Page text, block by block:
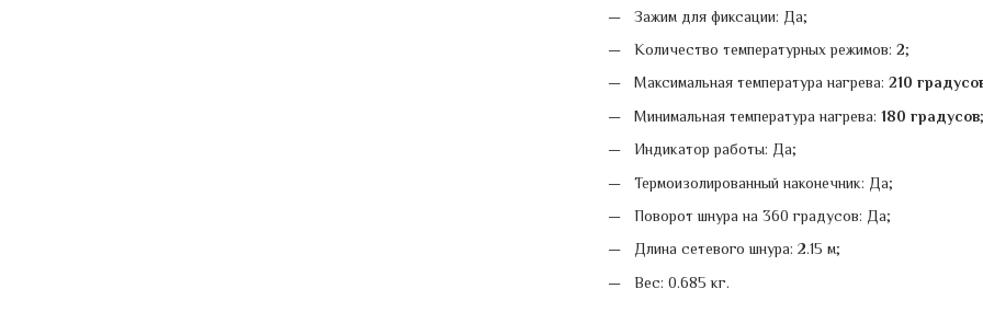
Зажим для фиксации: Да;
Количество температурных режимов: 2;
Максимальная температура нагрева: 210
Минимальная температура нагрева: 180 градусов;
Индикатор работы: Да;
Термоизолированный наконечник: Да;
Поворот шнура на 360 градусов: Да;
Длина сетевого шнура: 2.15 м;
Вес: 0.685 кг.